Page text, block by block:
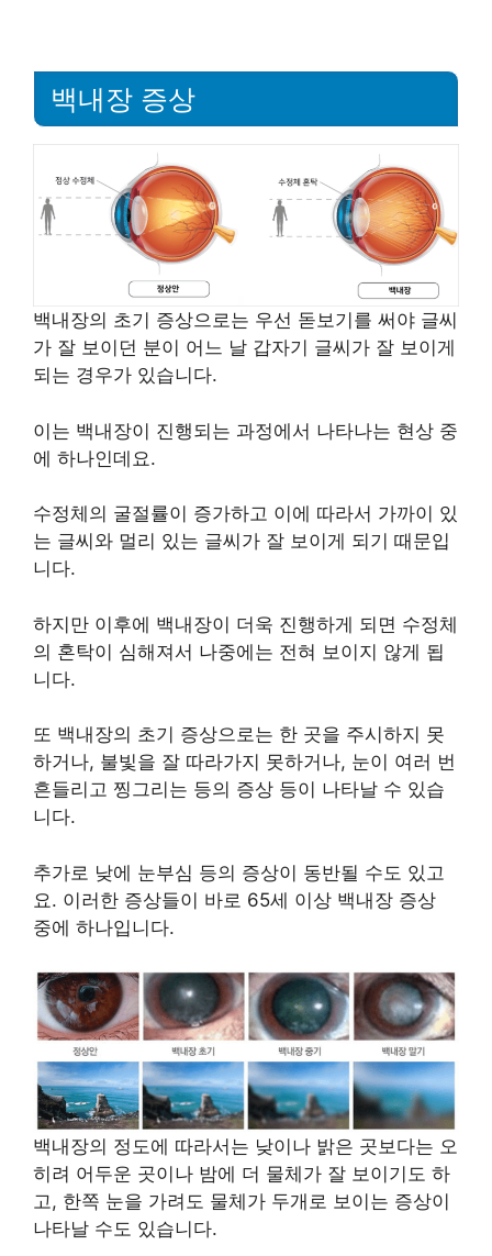
백내장 증상
백내장의 초기 증상으로는 우선 돋보기를 써야 글씨
가 잘 보이던 분이 어느 날 갑자기 글씨가 잘 보이게
되는 경우가 있습니다.
이는 백내장이 진행되는 과정에서 나타나는 현상 중
에 하나인데요.
수정체의 굴절률이 증가하고 이에 따라서 가까이 있
는 글씨와 멀리 있는 글씨가 잘 보이게 되기 때문입
니다.
하지만 이후에 백내장이 더욱 진행하게 되면 수정체
의 혼탁이 심해져서 나중에는 전혀 보이지 않게 됩
니다.
또 백내장의 초기 증상으로는 한 곳을 주시하지 못
하거나, 불빛을 잘 따라가지 못하거나, 눈이 여러 번
흔들리고 찡그리는 등의 증상 등이 나타날 수 있습
니다.
추가로 낮에 눈부심 등의 증상이 동반될 수도 있고
요. 이러한 증상들이 바로 65세 이상 백내장 증상
중에 하나입니다.
백내장의 정도에 따라서는 낮이나 밝은 곳보다는 오
히려 어두운 곳이나 밤에 더 물체가 잘 보이기도 하
고, 한쪽 눈을 가려도 물체가 두개로 보이는 증상이
나타날 수도 있습니다.